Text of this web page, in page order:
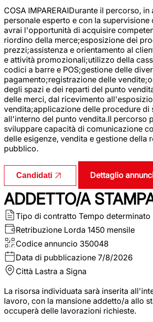
COSA IMPARERAIDurante il percorso,
personale esperto e con la supervisione
avrai l'opportunità di acquisire
riordino della merce;esposizione dei
prezzi;assistenza e orientamento al
e attività promozionali;utilizzo della
codici a barre e POS;gestione delle
pagamento;registrazione delle
degli spazi e dei reparti del punto
delle merci, dal ricevimento
vendita;applicazione delle procedure di
all'interno del punto vendita.Il percorso
sviluppare capacità di comunicazione
delle esigenze, vendita e gestione della
pubblico.
Candidati Dettaglio
ADDETTO/A
Tipo di contratto Tempo determinato
Retribuzione Lorda 1450 mensile
Codice annuncio 350048
Data di pubblicazione 7/8/2026
Città Lastra a Signa
La risorsa individuata sarà inserita
lavoro, con la mansione addetto/a allo
occuperà delle lavorazioni richieste.